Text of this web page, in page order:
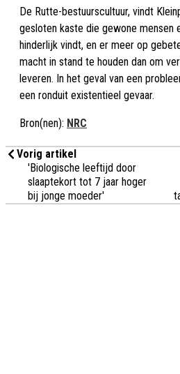
De Rutte-bestuurscultuur, vindt
gesloten kaste die gewone mensen
hinderlijk vindt, en er meer op
macht in stand te houden dan om
leveren. In het geval van een
een ronduit existentieel gevaar.
Bron(nen): NRC
Vorig artikel
'Biologische leeftijd door
slaaptekort tot 7 jaar hoger
bij jonge moeder'